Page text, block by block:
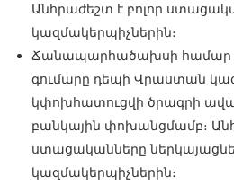
Անհրաժեշտ է բոլոր
կազմակերպիչներին։
Ճանապարհածախսի
գումարը դեպի Վրաստան
կփոխհատուցվի ծրագրի
բանկային փոխանցմամբ։
ստացականները
կազմակերպիչներին։